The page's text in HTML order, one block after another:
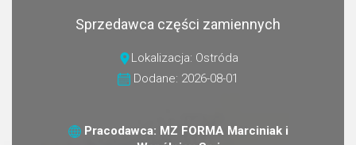
Sprzedawca części zamiennych
Lokalizacja: Ostróda
Dodane: 2026-08-01
Pracodawca: MZ FORMA Marciniak i